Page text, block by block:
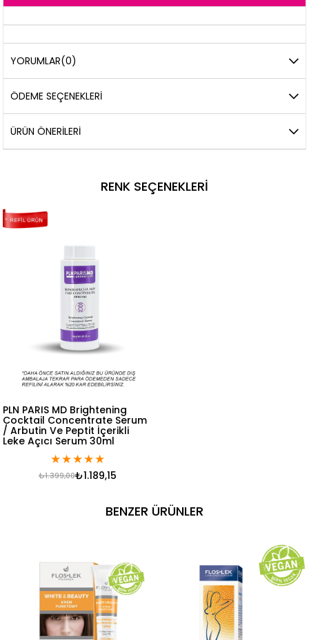
YORUMLAR(0)
ÖDEME SEÇENEKLERI
ÜRÜN ÖNERILERI
RENK SEÇENEKLERI
PLN PARIS MD Brightening
Cocktail Concentrate Serum
/ Arbutin Ve Peptit İçerikli
Leke Açıcı Serum 30ml
★★★★★
₺1.189,15
₺1.399,00
BENZER ÜRÜNLER